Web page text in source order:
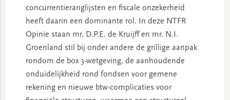
concurrentieranglijsten en fiscale onzekerheid
heeft daarin een dominante rol. In deze NTFR
Opinie staan mr. D.P.E. de Kruijff en mr. N.I.
Groenland stil bij onder andere de grillige aanpak
rondom de box 3-wetgeving, de aanhoudende
onduidelijkheid rond fondsen voor gemene
rekening en nieuwe btw-complicaties voor